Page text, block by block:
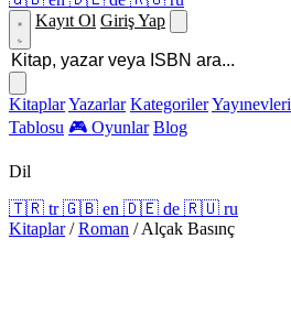
Kayıt Ol Giriş Yap
KitaplarYazarlar KategorilerYayınevleri
Tablosu 🎮 Oyunlar Blog
Dil
🇹🇷 tr 🇬🇧 en 🇩🇪 de 🇷🇺 ru
Kitaplar / Roman / Alçak Basınç